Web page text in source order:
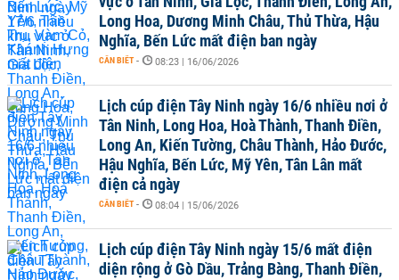
Long Hoa, Dương Minh Châu, Thủ Thừa, Hậu
Nghĩa, Bến Lức mất điện ban ngày
CẦN BIẾT - 08:23 | 16/06/2026
Lịch cúp điện Tây Ninh ngày 16/6 nhiều nơi ở
Tân Ninh, Long Hoa, Hoà Thành, Thanh Điền,
Long An, Kiến Tường, Châu Thành, Hảo Đước,
Hậu Nghĩa, Bến Lức, Mỹ Yên, Tân Lân mất
điện cả ngày
CẦN BIẾT - 08:04 | 15/06/2026
Lịch cúp điện Tây Ninh ngày 15/6 mất điện
diện rộng ở Gò Dầu, Trảng Bàng, Thanh Điền,